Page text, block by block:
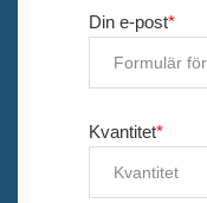
Din e-post*
Kvantitet*